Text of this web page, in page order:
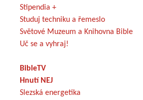
Stipendia +
Studuj techniku a řemeslo
Světové Muzeum a Knihovna Bible
Uč se a vyhraj!
BibleTV
Hnutí NEJ
Slezská energetika